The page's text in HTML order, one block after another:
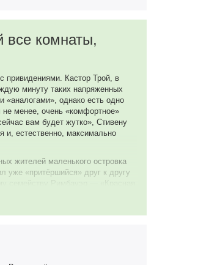
все комнаты,
привидениями. Кастор Трой, в
минуту таких напряженных
однако есть одно
не менее, очень «комфортное»
вам будет жутко», Стивену
и, естественно, максимально
жителей маленького островка
уже «притёршийся» друг к другу
которой может позавидовать
бы Джеймса Вудса в качестве
«Красную Розу», дабы пробудить
попрятались по шкафам и с